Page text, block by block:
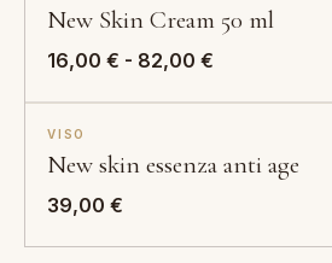
16,00 €
New Skin Cream 50 ml
16,00 € - 82,00 €
16,00 €
2+1 · IL 3° IN REGALO
VISO
New skin essenza anti age
39,00 €